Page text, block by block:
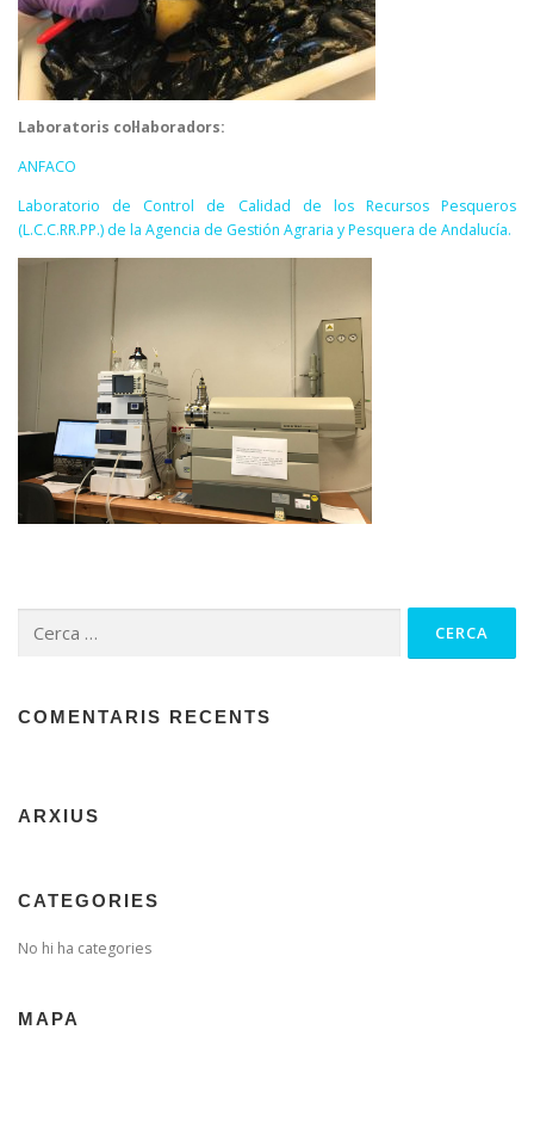
Laboratoris col·laboradors:
ANFACO
Laboratorio de Control de Calidad de los Recursos Pesqueros
(L.C.C.RR.PP.) de la Agencia de Gestión Agraria y Pesquera de Andalucía.
COMENTARIS RECENTS
ARXIUS
CATEGORIES
No hi ha categories
MAPA